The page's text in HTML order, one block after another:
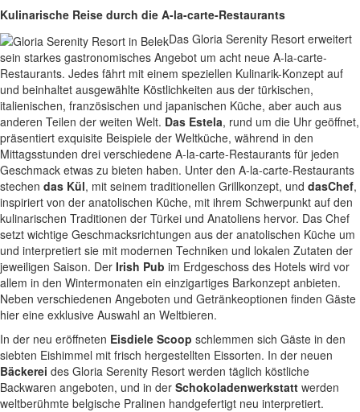
Kulinarische Reise durch die A-la-carte-Restaurants
Das Gloria Serenity Resort erweitert
sein starkes gastronomisches Angebot um acht neue A-la-carte-
Restaurants. Jedes fährt mit einem speziellen Kulinarik-Konzept auf
und beinhaltet ausgewählte Köstlichkeiten aus der türkischen,
italienischen, französischen und japanischen Küche, aber auch aus
anderen Teilen der weiten Welt. Das Estela, rund um die Uhr geöffnet,
präsentiert exquisite Beispiele der Weltküche, während in den
Mittagsstunden drei verschiedene A-la-carte-Restaurants für jeden
Geschmack etwas zu bieten haben. Unter den A-la-carte-Restaurants
stechen das Kül, mit seinem traditionellen Grillkonzept, und dasChef,
inspiriert von der anatolischen Küche, mit ihrem Schwerpunkt auf den
kulinarischen Traditionen der Türkei und Anatoliens hervor. Das Chef
setzt wichtige Geschmacksrichtungen aus der anatolischen Küche um
und interpretiert sie mit modernen Techniken und lokalen Zutaten der
jeweiligen Saison. Der Irish Pub im Erdgeschoss des Hotels wird vor
allem in den Wintermonaten ein einzigartiges Barkonzept anbieten.
Neben verschiedenen Angeboten und Getränkeoptionen finden Gäste
hier eine exklusive Auswahl an Weltbieren.
In der neu eröffneten Eisdiele Scoop schlemmen sich Gäste in den
siebten Eishimmel mit frisch hergestellten Eissorten. In der neuen
Bäckerei des Gloria Serenity Resort werden täglich köstliche
Backwaren angeboten, und in der Schokoladenwerkstatt werden
weltberühmte belgische Pralinen handgefertigt neu interpretiert.